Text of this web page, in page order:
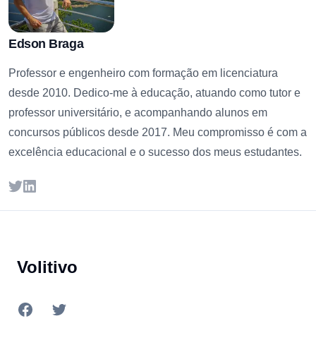
Edson Braga
Professor e engenheiro com formação em licenciatura
desde 2010. Dedico-me à educação, atuando como tutor e
professor universitário, e acompanhando alunos em
concursos públicos desde 2017. Meu compromisso é com a
excelência educacional e o sucesso dos meus estudantes.
TwitterLinkedIn
Volitivo
Facebook
Twitter